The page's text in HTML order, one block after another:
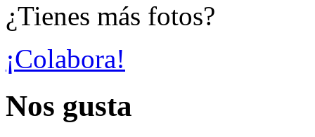
¿Tienes más fotos?
¡Colabora!
Nos gusta